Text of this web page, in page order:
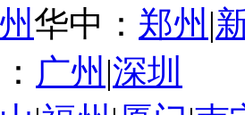
华中： 郑州 |
广州 |深圳